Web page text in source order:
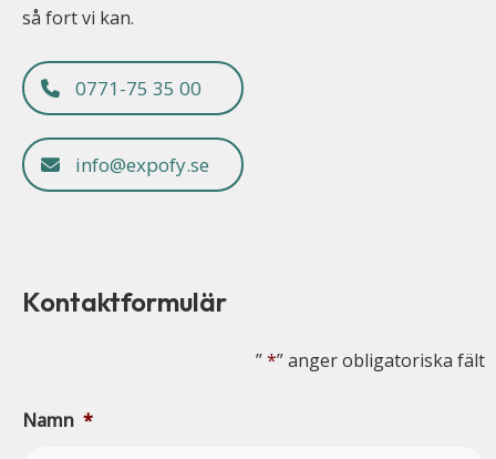
så fort vi kan.
0771-75 35 00
info@expofy.se
Kontaktformulär
”*” anger obligatoriska fält
Namn *